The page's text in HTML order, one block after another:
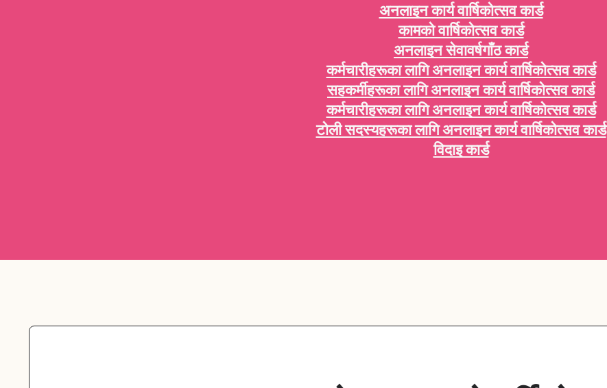
अनलाइन कार्य वार्षिकोत्सव कार्ड
कामको वार्षिकोत्सव कार्ड
अनलाइन सेवावर्षगाँठ कार्ड
कर्मचारीहरूका लागि अनलाइन कार्य वार्षिकोत्सव कार्ड
सहकर्मीहरूका लागि अनलाइन कार्य वार्षिकोत्सव कार्ड
कर्मचारीहरूका लागि अनलाइन कार्य वार्षिकोत्सव कार्ड
टोली सदस्यहरूका लागि अनलाइन कार्य वार्षिकोत्सव कार्ड
विदाइ कार्ड